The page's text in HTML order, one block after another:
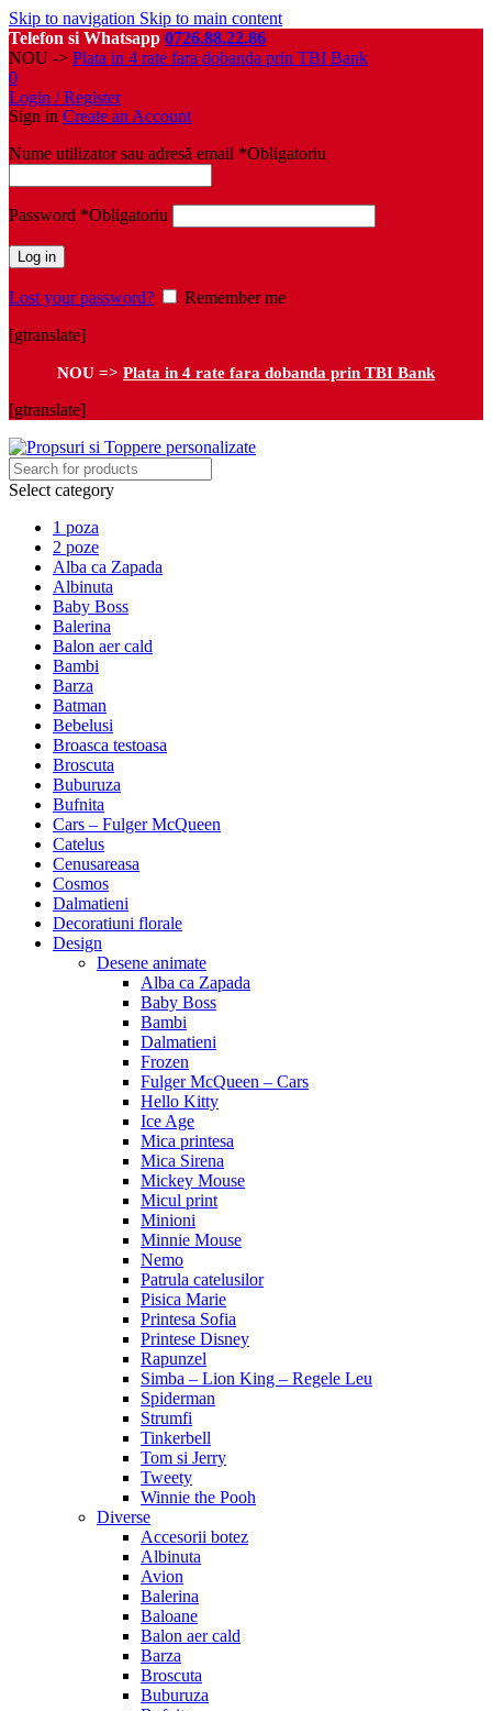
Skip to navigation Skip to main content
Telefon si Whatsapp 0726.88.22.86
NOU -> Plata in 4 rate fara dobanda prin TBI Bank
0
Login / Register
Sign in Create an Account
Nume utilizator sau adresă email *Obligatoriu
Password *Obligatoriu
Log in
Lost your password?
Remember me
[gtranslate]
NOU => Plata in 4 rate fara dobanda prin TBI Bank
[gtranslate]
Select category
1 poza
2 poze
Alba ca Zapada
Albinuta
Baby Boss
Balerina
Balon aer cald
Bambi
Barza
Batman
Bebelusi
Broasca testoasa
Broscuta
Buburuza
Bufnita
Cars – Fulger McQueen
Catelus
Cenusareasa
Cosmos
Dalmatieni
Decoratiuni florale
Design
Desene animate
Alba ca Zapada
Baby Boss
Bambi
Dalmatieni
Frozen
Fulger McQueen – Cars
Hello Kitty
Ice Age
Mica printesa
Mica Sirena
Mickey Mouse
Micul print
Minioni
Minnie Mouse
Nemo
Patrula catelusilor
Pisica Marie
Printesa Sofia
Printese Disney
Rapunzel
Simba – Lion King – Regele Leu
Spiderman
Strumfi
Tinkerbell
Tom si Jerry
Tweety
Winnie the Pooh
Diverse
Accesorii botez
Albinuta
Avion
Balerina
Baloane
Balon aer cald
Barza
Broscuta
Buburuza